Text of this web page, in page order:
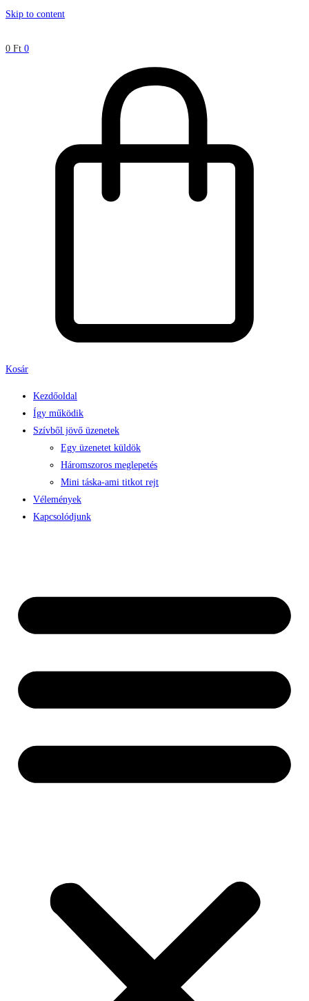
Skip to content
0 Ft 0
Kosár
Kezdőoldal
Így működik
Szívből jövő üzenetek
Egy üzenetet küldök
Háromszoros meglepetés
Mini táska-ami titkot rejt
Vélemények
Kapcsolódjunk